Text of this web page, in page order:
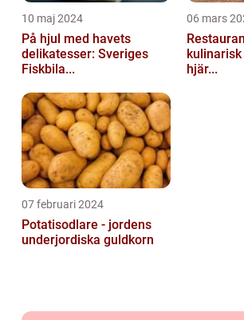
10 maj 2024
På hjul med havets
delikatesser: Sveriges
Fiskbila...
06 mars
hjär...
07 februari 2024
Potatisodlare - jordens
underjordiska guldkorn